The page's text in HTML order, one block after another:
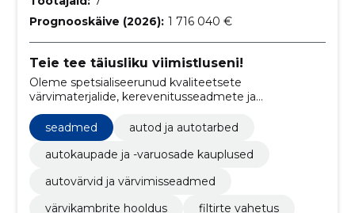
Prognooskäive (2026): 1 716 040 €
Teie tee täiusliku viimistluseni!
Oleme spetsialiseerunud kvaliteetsete
värvimaterjalide, kerevenitusseadmete ja
tehnoloogilise toe pakkumisele kere- ja
värvitöökodadele.
seadmed
autod ja autotarbed
autokaupade ja -varuosade kauplused
autovärvid ja värvimisseadmed
värvikambrite hooldus
filtirte vahetus